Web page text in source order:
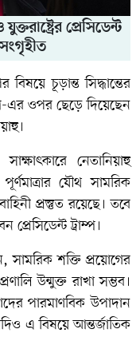
প্রেসিডেন্ট
চূড়ান্ত সিদ্ধান্তের
-এর ওপর ছেড়ে দিয়েছেন
।
নেতানিয়াহু
যৌথ সামরিক
প্রস্তুত রয়েছে। তবে
প্রেসিডেন্ট ট্রাম্প।
সামরিক শক্তি প্রয়োগের
উন্মুক্ত রাখা সম্ভব।
পারমাণবিক উপাদান
এ বিষয়ে আন্তর্জাতিক